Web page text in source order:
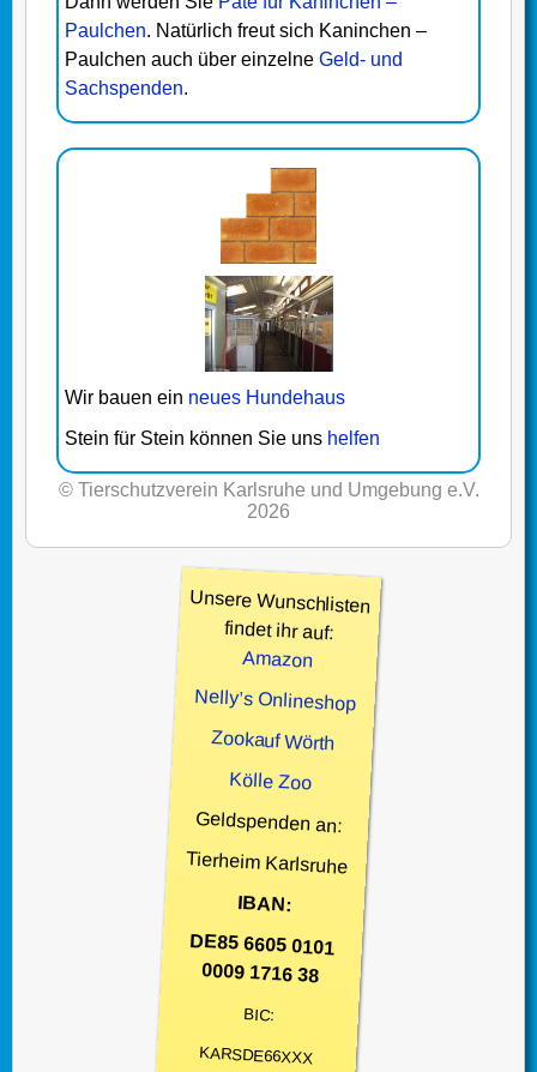
Paulchen. Natürlich freut sich Kaninchen –
Paulchen auch über einzelne Geld- und
Sachspenden.
Wir bauen ein neues Hundehaus
Stein für Stein können Sie uns helfen
© Tierschutzverein Karlsruhe und Umgebung e.V.
2026
Unsere Wunschlisten
findet ihr auf:
Amazon
Nelly’s Onlineshop
Zookauf Wörth
Kölle Zoo
Geldspenden an:
Tierheim Karlsruhe
IBAN:
DE85 6605 0101
0009 1716 38
BIC:
KARSDE66XXX